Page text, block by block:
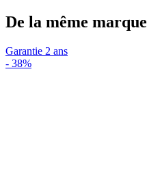
De la même marque
Garantie 2 ans
- 38%